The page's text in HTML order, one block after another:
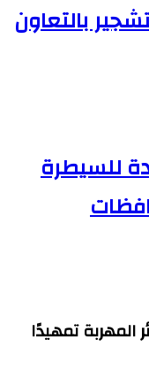
بالتعاون
للسيطرة
المهربة تمهيدًا